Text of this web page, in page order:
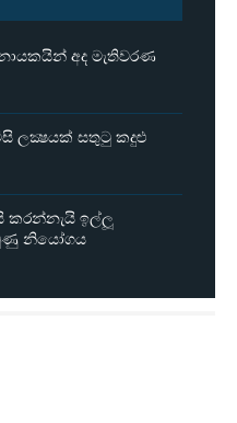
අද මැතිවරණ
ලක්‍ෂයක් සතුටු කදුළු
කරන්නැයි ඉල්ලූ
නියෝගය